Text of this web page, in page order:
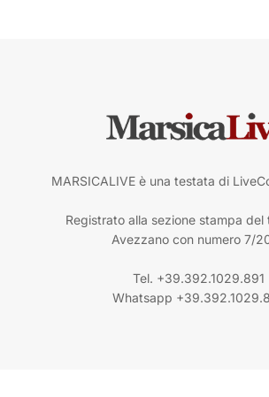
MARSICALIVE è una testata di
Registrato alla sezione stampa del
Avezzano con numero 7/
Tel. +39.392.1029.891
Whatsapp